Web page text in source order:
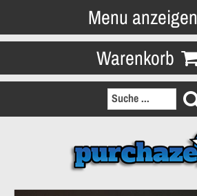
Menu anzeigen
Warenkorb